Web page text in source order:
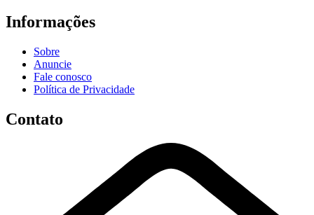
Informações
Sobre
Anuncie
Fale conosco
Política de Privacidade
Contato